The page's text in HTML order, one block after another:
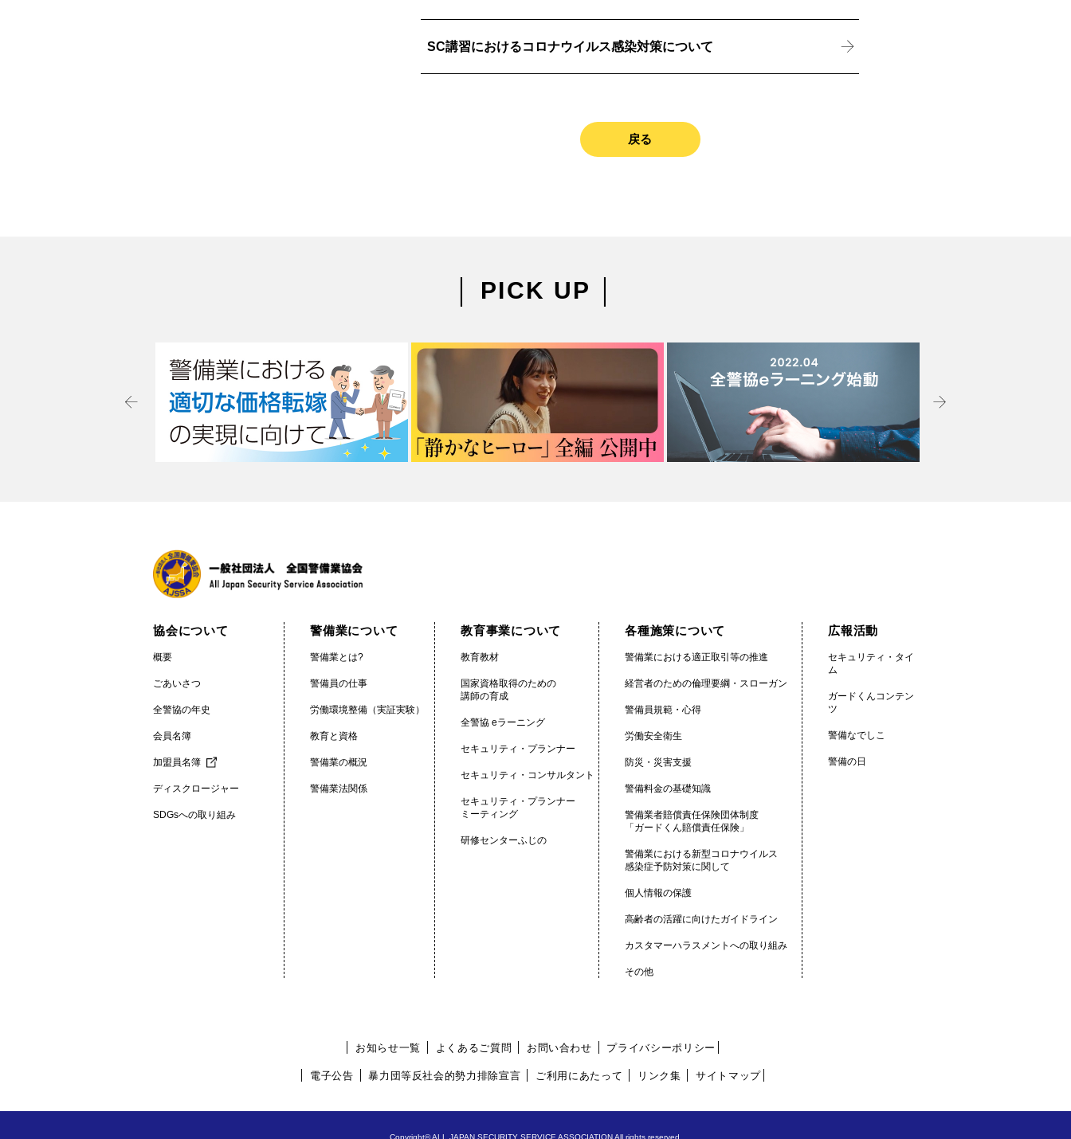
SC講習におけるコロナウイルス感染対策について
戻る
│ PICK UP │
協会について
概要
ごあいさつ
全警協の年史
会員名簿
加盟員名簿
ディスクロージャー
SDGsへの取り組み
警備業について
警備業とは?
警備員の仕事
労働環境整備（実証実験）
教育と資格
警備業の概況
警備業法関係
教育事業について
教育教材
国家資格取得のための
講師の育成
全警協 eラーニング
セキュリティ・プランナー
セキュリティ・コンサルタント
セキュリティ・プランナー
ミーティング
研修センターふじの
各種施策について
警備業における適正取引等の推進
経営者のための倫理要綱・スローガン
警備員規範・心得
労働安全衛生
防災・災害支援
警備料金の基礎知識
警備業者賠償責任保険団体制度
「ガードくん賠償責任保険」
警備業における新型コロナウイルス
感染症予防対策に関して
個人情報の保護
高齢者の活躍に向けたガイドライン
カスタマーハラスメントへの取り組み
その他
広報活動
セキュリティ・タイ
ム
ガードくんコンテン
ツ
警備なでしこ
警備の日
お知らせ一覧 よくあるご質問 お問い合わせ プライバシーポリシー
電子公告 暴力団等反社会的勢力排除宣言 ご利用にあたって リンク集 サイトマップ
Copyright©ALL JAPAN SECURITY SERVICE ASSOCIATION All rights reserved.